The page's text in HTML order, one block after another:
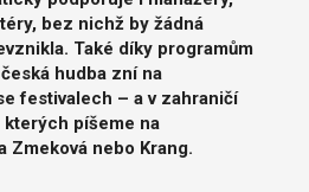
bez nichž by žádná
Také díky programům
hudba zní na
festivalech – a v zahraničí
píšeme na
Zmeková nebo Krang.